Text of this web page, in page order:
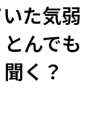
た気弱
んでも
く？